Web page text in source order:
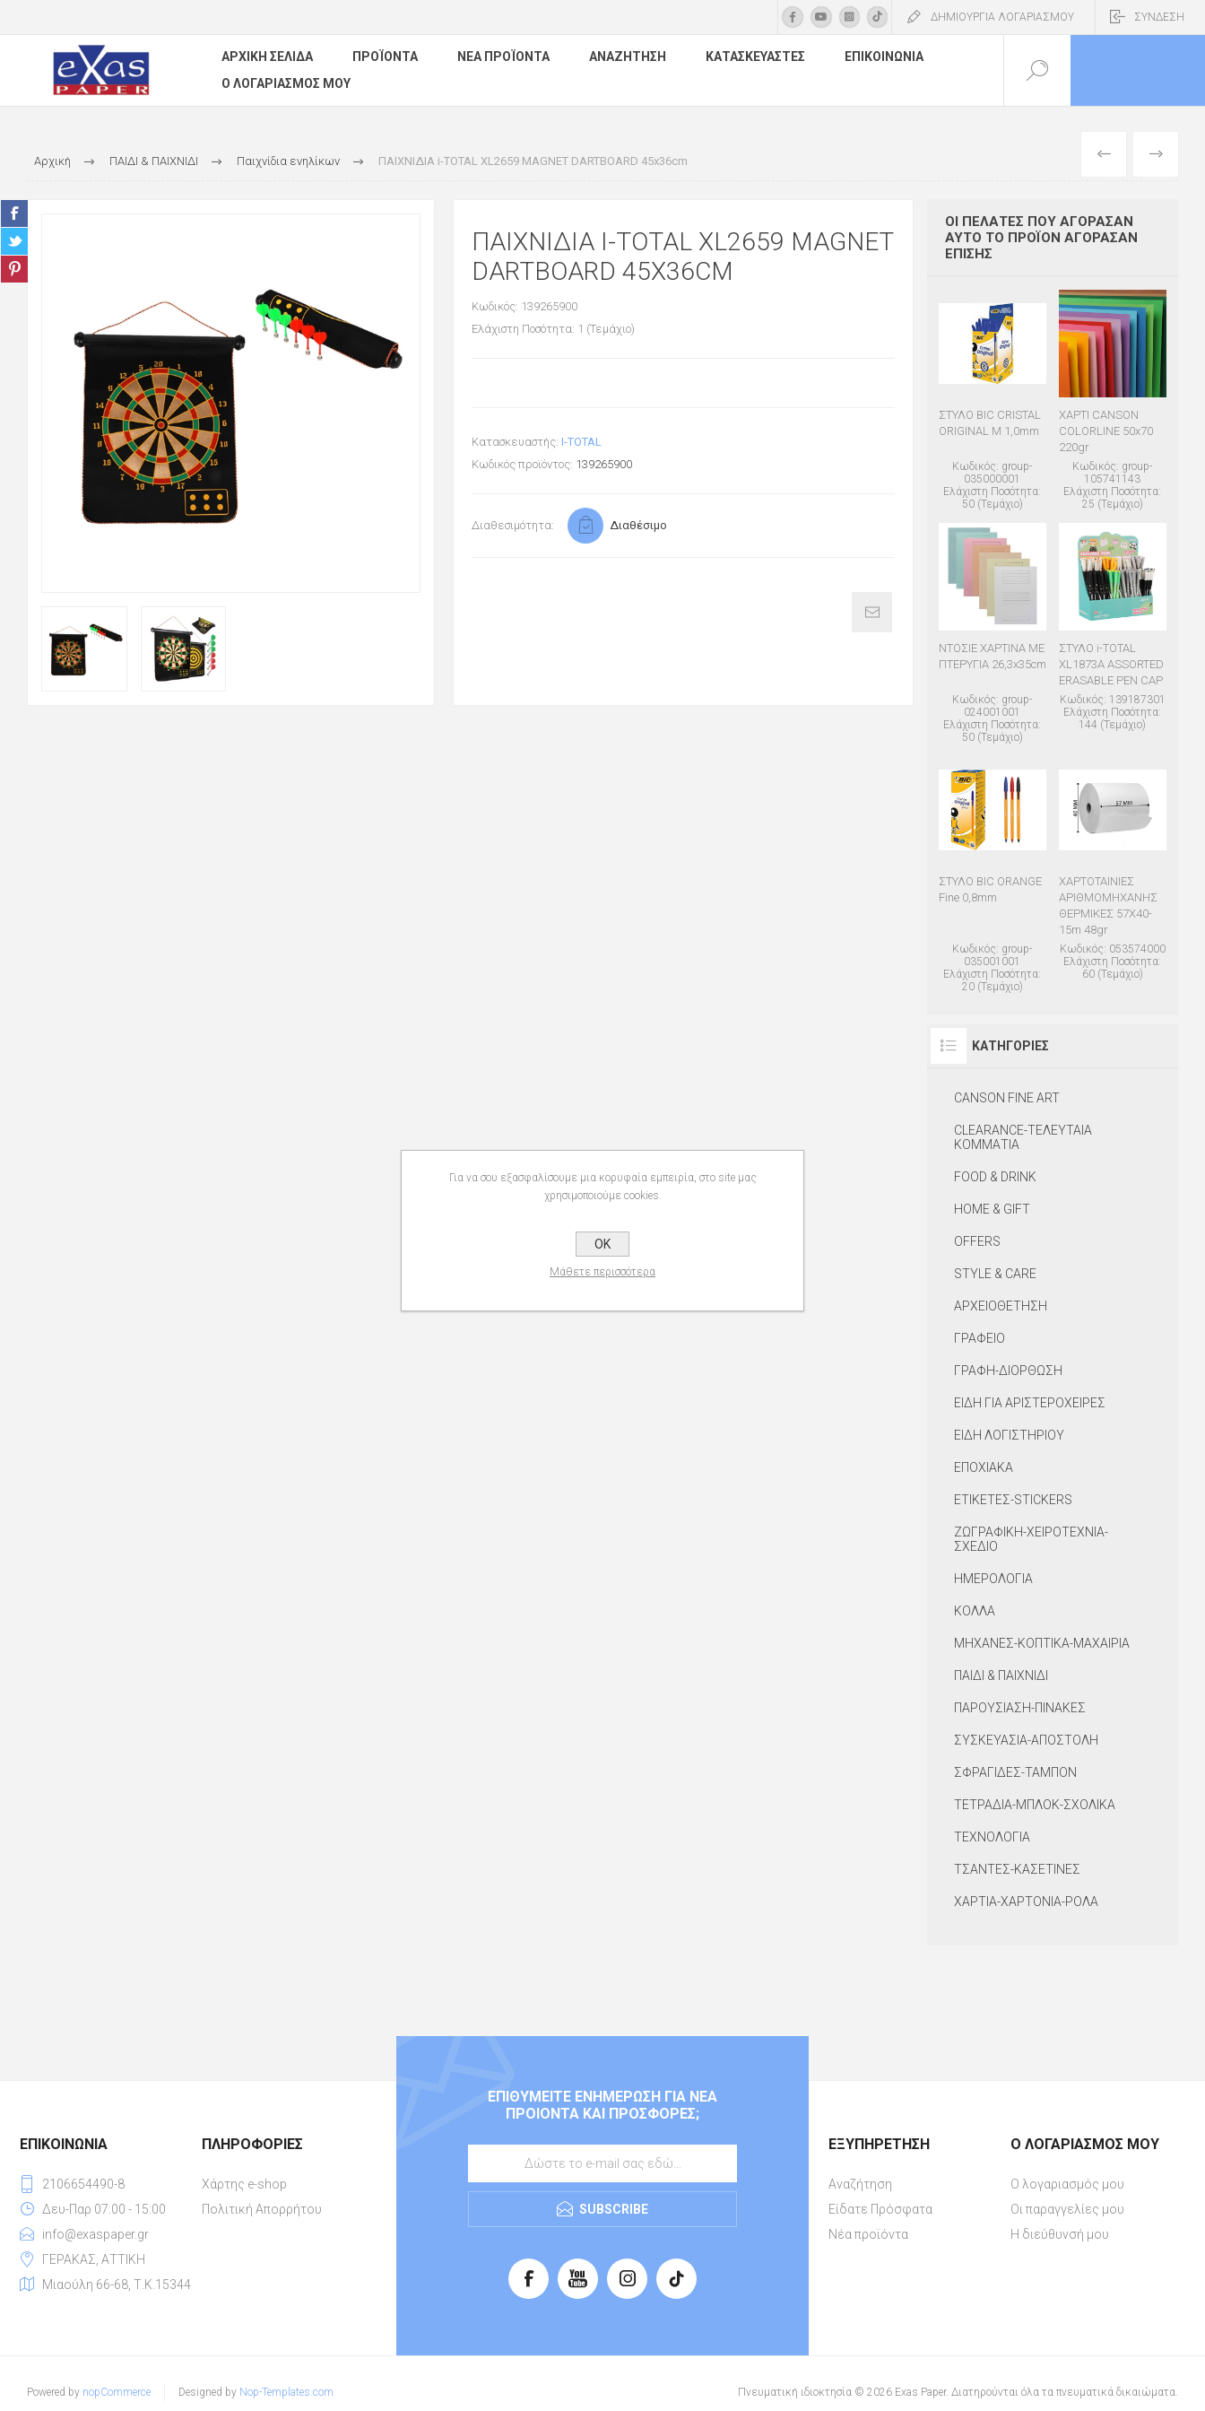
ΔΗΜΙΟΥΡΓΙΑ ΛΟΓΑΡΙΑΣΜΟΥ ΣΥΝΔΕΣΗ
ΑΡΧΙΚΉ ΣΕΛΊΔΑ ΠΡΟΪΌΝΤΑ ΝΈΑ ΠΡΟΪΌΝΤΑ ΑΝΑΖΉΤΗΣΗ ΚΑΤΑΣΚΕΥΑΣΤΈΣ
ΕΠΙΚΟΙΝΩΝΊΑ
Ο ΛΟΓΑΡΙΑΣΜΌΣ ΜΟΥ
Αρχική ΠΑΙΔΙ & ΠΑΙΧΝΙΔΙ Παιχνίδια ενηλίκων ΠΑΙΧΝΙΔΙΑ i-TOTAL XL2659 MAGNET DARTBOARD 45x36cm ΕΠΌΜΕΝΟ
ΠΑΙΧΝΙΔΙΑ I-TOTAL XL2659 MAGNET
DARTBOARD 45X36CM
Κωδικός: 139265900
Ελάχιστη Ποσότητα: 1 (Τεμάχιο)
Κατασκευαστής: I-TOTAL
Κωδικός προϊόντος: 139265900
Διαθεσιμότητα: Διαθέσιμο
ΟΙ ΠΕΛΆΤΕΣ ΠΟΥ ΑΓΌΡΑΣΑΝ
ΑΥΤΌ ΤΟ ΠΡΟΪΌΝ ΑΓΌΡΑΣΑΝ
ΕΠΊΣΗΣ
ΣΤΥΛΟ BIC CRISTAL
ORIGINAL M 1,0mm
Κωδικός: group-
035000001
Ελάχιστη Ποσότητα:
50 (Τεμάχιο)
ΧΑΡΤΙ CANSON
COLORLINE 50x70
220gr
Κωδικός: group-
105741143
Ελάχιστη Ποσότητα:
25 (Τεμάχιο)
ΝΤΟΣΙΕ ΧΑΡΤΙΝΑ ΜΕ
ΠΤΕΡΥΓΙΑ 26,3x35cm
Κωδικός: group-
024001001
Ελάχιστη Ποσότητα:
50 (Τεμάχιο)
ΣΤΥΛΟ i-TOTAL
XL1873A ASSORTED
ERASABLE PEN CAP
Κωδικός: 139187301
Ελάχιστη Ποσότητα:
144 (Τεμάχιο)
ΣΤΥΛΟ BIC ORANGE
Fine 0,8mm
Κωδικός: group-
035001001
Ελάχιστη Ποσότητα:
20 (Τεμάχιο)
ΧΑΡΤΟΤΑΙΝΙΕΣ
ΑΡΙΘΜΟΜΗΧΑΝΗΣ
ΘΕΡΜΙΚΕΣ 57Χ40-
15m 48gr
Κωδικός: 053574000
Ελάχιστη Ποσότητα:
60 (Τεμάχιο)
ΚΑΤΗΓΟΡΊΕΣ
CANSON FINE ART
CLEARANCE-ΤΕΛΕΥΤΑΙΑ
ΚΟΜΜΑΤΙΑ
FOOD & DRINK
HOME & GIFT
OFFERS
STYLE & CARE
ΑΡΧΕΙΟΘΕΤΗΣΗ
ΓΡΑΦΕΙΟ
ΓΡΑΦΗ-ΔΙΟΡΘΩΣΗ
ΕΙΔΗ ΓΙΑ ΑΡΙΣΤΕΡΟΧΕΙΡΕΣ
ΕΙΔΗ ΛΟΓΙΣΤΗΡΙΟΥ
ΕΠΟΧΙΑΚΑ
ΕΤΙΚΕΤΕΣ-STICKERS
ΖΩΓΡΑΦΙΚΗ-ΧΕΙΡΟΤΕΧΝΙΑ-
ΣΧΕΔΙΟ
ΗΜΕΡΟΛΟΓΙΑ
ΚΟΛΛΑ
ΜΗΧΑΝΕΣ-ΚΟΠΤΙΚΑ-ΜΑΧΑΙΡΙΑ
ΠΑΙΔΙ & ΠΑΙΧΝΙΔΙ
ΠΑΡΟΥΣΙΑΣΗ-ΠΙΝΑΚΕΣ
ΣΥΣΚΕΥΑΣΙΑ-ΑΠΟΣΤΟΛΗ
ΣΦΡΑΓΙΔΕΣ-ΤΑΜΠΟΝ
ΤΕΤΡΑΔΙΑ-ΜΠΛΟΚ-ΣΧΟΛΙΚΑ
ΤΕΧΝΟΛΟΓΙΑ
ΤΣΑΝΤΕΣ-ΚΑΣΕΤΙΝΕΣ
ΧΑΡΤΙΑ-ΧΑΡΤΟΝΙΑ-ΡΟΛΑ
ΕΠΙΘΥΜΕΊΤΕ ΕΝΗΜΈΡΩΣΗ ΓΙΑ ΝΈΑ
ΠΡΟΙΌΝΤΑ ΚΑΙ ΠΡΟΣΦΟΡΈΣ;
SUBSCRIBE
ΕΠΙΚΟΙΝΩΝΊΑ
2106654490-8
Δευ-Παρ 07:00 - 15:00
info@exaspaper.gr
ΓΕΡΑΚΑΣ, ΑΤΤΙΚΗ
Μιαούλη 66-68, Τ.Κ.15344
ΠΛΗΡΟΦΟΡΊΕΣ
Χάρτης e-shop
Πολιτική Απορρήτου
ΕΞΥΠΗΡΈΤΗΣΗ
Αναζήτηση
Είδατε Πρόσφατα
Νέα προϊόντα
Ο ΛΟΓΑΡΙΑΣΜΌΣ ΜΟΥ
Ο λογαριασμός μου
Οι παραγγελίες μου
Η διεύθυνσή μου
Powered by nopCommerce Designed by Nop-Templates.com Πνευματική ιδιοκτησία © 2026 Exas Paper. Διατηρούνται όλα τα πνευματικά δικαιώματα.
Για να σου εξασφαλίσουμε μια κορυφαία εμπειρία, στο site μας
χρησιμοποιούμε cookies.
OK
Μάθετε περισσότερα